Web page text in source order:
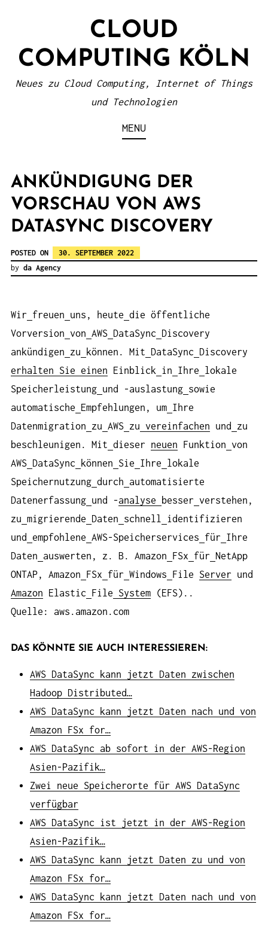
CLOUD
COMPUTING KÖLN
Neues zu Cloud Computing, Internet of Things
und Technologien
MENU
ANKÜNDIGUNG DER
VORSCHAU VON AWS
DATASYNC DISCOVERY
POSTED ON
30. SEPTEMBER 2022
by da Agency
Wir freuen uns, heute die öffentliche
Vorversion von AWS DataSync
Discovery
ankündigen
zu können. Mit DataSync
Discovery
erhalten Sie einen Einblick in Ihre
lokale
Speicherleistung und -auslastung sowie
automatische
Empfehlungen, um Ihre
Datenmigration
zu AWS zu vereinfachen und
zu
beschleunigen. Mit dieser neuen Funktion von
AWS DataSync können Sie Ihre
lokale
Speichernutzung durch
automatisierte
Datenerfassung und -analyse besser verstehen,
zu migrierende Daten schnell
identifizieren
und
empfohlene AWS-Speicherservices für
Ihre
Daten
auswerten, z. B. Amazon FSx für NetApp
ONTAP, Amazon
FSx für Windows File Server und
Amazon Elastic File System (EFS)..
Quelle: aws.amazon.com
DAS KÖNNTE SIE AUCH INTERESSIEREN:
AWS DataSync kann jetzt Daten zwischen
Hadoop Distributed…
AWS DataSync kann jetzt Daten nach und von
Amazon FSx for…
AWS DataSync ab sofort in der AWS-Region
Asien-Pazifik…
Zwei neue Speicherorte für AWS DataSync
verfügbar
AWS DataSync ist jetzt in der AWS-Region
Asien-Pazifik…
AWS DataSync kann jetzt Daten zu und von
Amazon FSx for…
AWS DataSync kann jetzt Daten nach und von
Amazon FSx for…